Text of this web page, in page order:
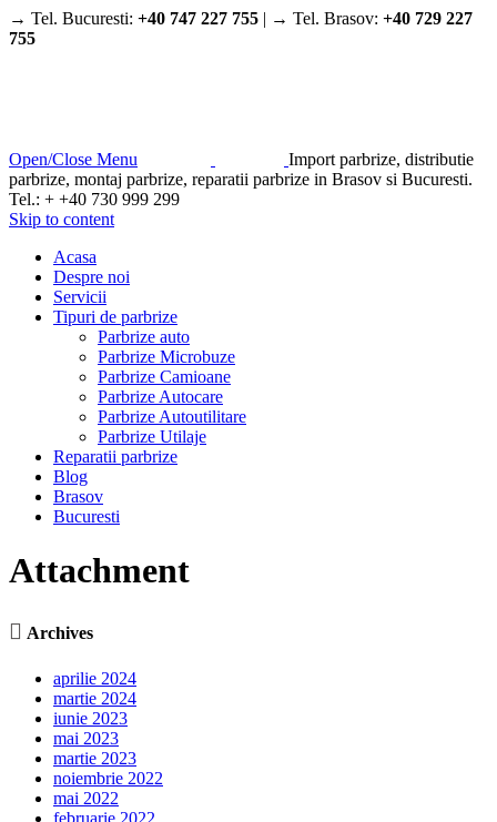
→ Tel. Bucuresti: +40 747 227 755 | → Tel. Brasov: +40 729 227
755
Open/Close Menu
Import parbrize, distributie
parbrize, montaj parbrize, reparatii parbrize in Brasov si Bucuresti.
Tel.: + +40 730 999 299
Skip to content
Acasa
Despre noi
Servicii
Tipuri de parbrize
Parbrize auto
Parbrize Microbuze
Parbrize Camioane
Parbrize Autocare
Parbrize Autoutilitare
Parbrize Utilaje
Reparatii parbrize
Blog
Brasov
Bucuresti
Attachment
 Archives
aprilie 2024
martie 2024
iunie 2023
mai 2023
martie 2023
noiembrie 2022
mai 2022